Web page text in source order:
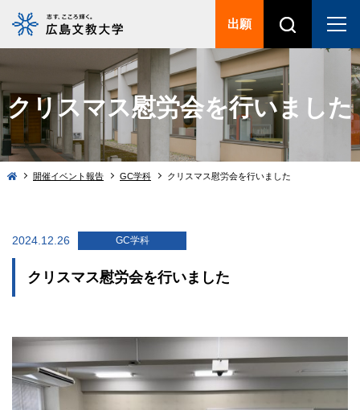
クリスマス慰労会を行いました
開催イベント報告 GC学科 クリスマス慰労会を行いました
2024.12.26 GC学科
クリスマス慰労会を行いました
出願